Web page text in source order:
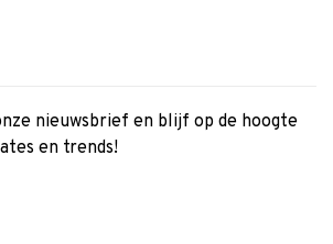
nieuwsbrief en blijf op de hoogte
en trends!